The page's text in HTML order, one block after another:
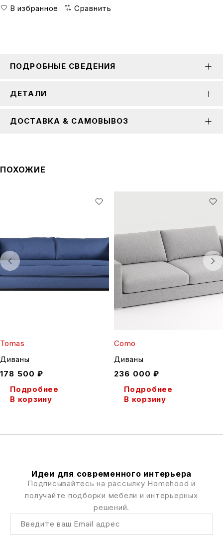
В избранное Сравнить
ПОДРОБНЫЕ СВЕДЕНИЯ
ДЕТАЛИ
ДОСТАВКА & САМОВЫВОЗ
ПОХОЖИЕ
Tomas
Диваны
178 500 ₽
Подробнее
В корзину
Como
Диваны
236 000 ₽
Подробнее
В корзину
Идеи для современного интерьера
Подписывайтесь на рассылку Homehood и
получайте подборки мебели и интерьерных
решений.